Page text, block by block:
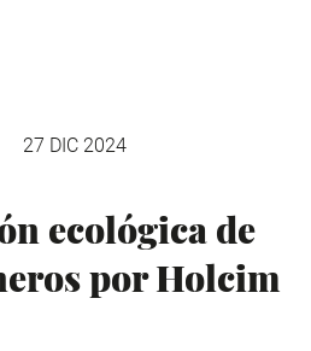
27 DIC 2024
ecológica de
por Holcim